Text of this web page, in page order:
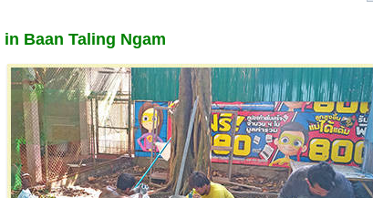
in Baan Taling Ngam